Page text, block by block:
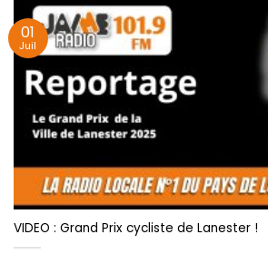
VIDEO : Grand Prix cycliste de Lanester !
01
Juil